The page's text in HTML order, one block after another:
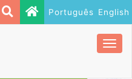
English
Português